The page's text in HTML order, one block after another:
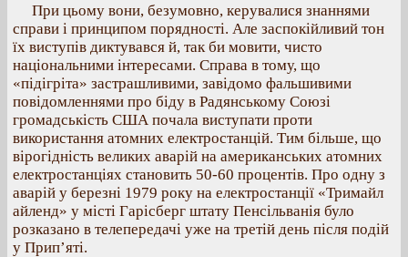
При цьому вони, безумовно, керувалися знаннями
справи і принципом порядності. Але заспокійливий тон
їх виступів диктувався й, так би мовити, чисто
національними інтересами. Справа в тому, що
«підігріта» застрашливими, завідомо фальшивими
повідомленнями про біду в Радянському Союзі
громадськість США почала виступати проти
використання атомних електростанцій. Тим більше, що
вірогідність великих аварій на американських атомних
електростанціях становить 50-60 процентів. Про одну з
аварій у березні 1979 року на електростанції «Тримайл
айленд» у місті Гарісберг штату Пенсільванія було
розказано в телепередачі уже на третій день після подій
у Прип’яті.